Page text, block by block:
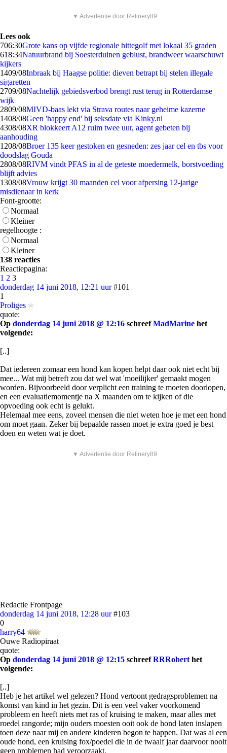
▼ Advertentie door Refinery89
Lees ook
706:30Grote kans op vijfde regionale hittegolf met lokaal 35 graden
618:34Natuurbrand bij Soesterduinen geblust, brandweer waarschuwt
kijkers
1409/08Inbraak bij Haagse politie: dieven betrapt bij stelen illegale
sigaretten
2709/08Nachtelijk gebiedsverbod brengt rust terug in Rotterdamse
wijk
2809/08MIVD-baas lekt via Strava routes naar geheime kazerne
1408/08Geen 'happy end' bij seksdate via Kinky.nl
4308/08XR blokkeert A12 ruim twee uur, agent gebeten bij
aanhouding
1208/08Broer 135 keer gestoken en gesneden: zes jaar cel en tbs voor
doodslag Gouda
2808/08RIVM vindt PFAS in al de geteste moedermelk, borstvoeding
blijft advies
1308/08Vrouw krijgt 30 maanden cel voor afpersing 12-jarige
misdienaar in kerk
Font-grootte:
Normaal
Kleiner
regelhoogte :
Normaal
Kleiner
138 reacties
Reactiepagina:
1 2 3
donderdag 14 juni 2018, 12:21 uur #101
1
Proliges
quote:
Op donderdag 14 juni 2018 @ 12:16 schreefMadMarine het
volgende:
[..]
Dat iedereen zomaar een hond kan kopen helpt daar ook niet echt bij
mee... Wat mij betreft zou dat wel wat 'moeilijker' gemaakt mogen
worden. Bijvoorbeeld door verplicht een training te moeten doorlopen,
en een evaluatiemomentje na X maanden om te kijken of die
opvoeding ook echt is gelukt.
Helemaal mee eens, zoveel mensen die niet weten hoe je met een hond
om moet gaan. Zeker bij bepaalde rassen moet je extra goed je best
doen en weten wat je doet.
▼ Advertentie door Refinery89
Redactie Frontpage
donderdag 14 juni 2018, 12:28 uur #103
0
harry64
Ouwe Radiopiraat
quote:
Op donderdag 14 juni 2018 @ 12:15 schreefRRRobert het
volgende:
[..]
Heb je het artikel wel gelezen? Hond vertoont gedragsproblemen na
komst van kind in het gezin. Dit is een veel vaker voorkomend
probleem en heeft niets met ras of kruising te maken, maar alles met
roedel rangorde; mijn ouders moesten ooit ook de hond laten inslapen
toen deze naar mij en andere kinderen begon te happen. Dat was al een
oude hond, een kruising fox/poedel die in de twaalf jaar daarvoor nooit
geen problemen had veroorzaakt.